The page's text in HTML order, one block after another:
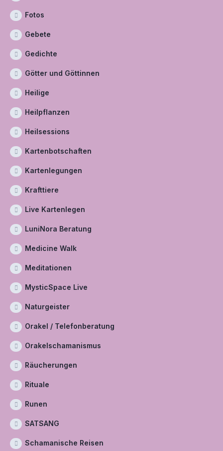
Fotos
Gebete
Gedichte
Götter und Göttinnen
Heilige
Heilpflanzen
Heilsessions
Kartenbotschaften
Kartenlegungen
Krafttiere
Live Kartenlegen
LuniNora Beratung
Medicine Walk
Meditationen
MysticSpace Live
Naturgeister
Orakel / Telefonberatung
Orakelschamanismus
Räucherungen
Rituale
Runen
SATSANG
Schamanische Reisen